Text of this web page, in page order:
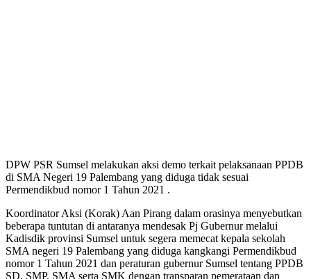
DPW PSR Sumsel melakukan aksi demo terkait pelaksanaan PPDB
di SMA Negeri 19 Palembang yang diduga tidak sesuai
Permendikbud nomor 1 Tahun 2021 .
Koordinator Aksi (Korak) Aan Pirang dalam orasinya menyebutkan
beberapa tuntutan di antaranya mendesak Pj Gubernur melalui
Kadisdik provinsi Sumsel untuk segera memecat kepala sekolah
SMA negeri 19 Palembang yang diduga kangkangi Permendikbud
nomor 1 Tahun 2021 dan peraturan gubernur Sumsel tentang PPDB
SD, SMP, SMA serta SMK dengan transparan pemerataan dan